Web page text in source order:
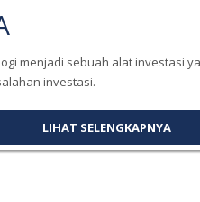
menjadi sebuah alat investasi
investasi.
LIHAT SELENGKAPNYA